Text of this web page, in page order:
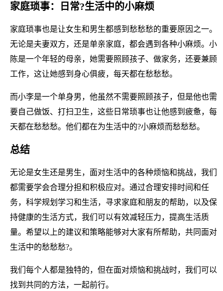
家庭琐事：日常?生活中的小麻烦
家庭琐事也是让女生和男生都感到愁愁愁的重要原因之一。
无论是夫妻双方，还是单亲家庭，都会遇到各种小麻烦。小
陈是一个年轻的母亲，她需要照顾孩子、做家务，还要兼顾
工作，这让她感到身心俱疲，每天都在愁愁愁。
而小李是一个单身男，他虽然不需要照顾孩子，但是他也需
要自己做饭、打扫卫生，这些日常琐事也让他感到疲惫，每
天都在愁愁愁。他们都在为生活中的?小麻烦而愁愁愁。
总结
无论是女生还是男生，面对生活中的各种烦恼和挑战，我们
都需要学会合理分担和积极应对。通过合理安排时间和任
务，科学规划学习和生活，寻求家庭和朋友的帮助，以及保
持健康的生活方式，我们可以有效减轻压力，提高生活质
量。希望以上的建议和策略能够对大家有所帮助，共同面对
生活中的愁愁愁?。
我们每个人都是独特的，但在面对烦恼和挑战时，我们可以
找到共同的方法，一起前行。